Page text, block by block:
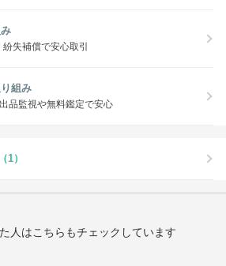
失補償で安心取引
組み
品監視や無料鑑定で安心
（1）
人はこちらもチェックしています